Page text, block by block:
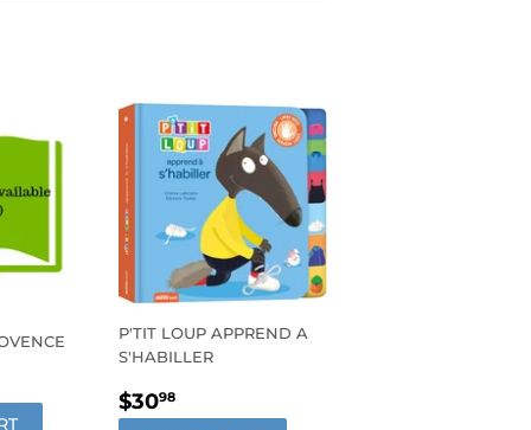
P'TIT LOUP APPREND A
S'HABILLER
REGULAR
$3098